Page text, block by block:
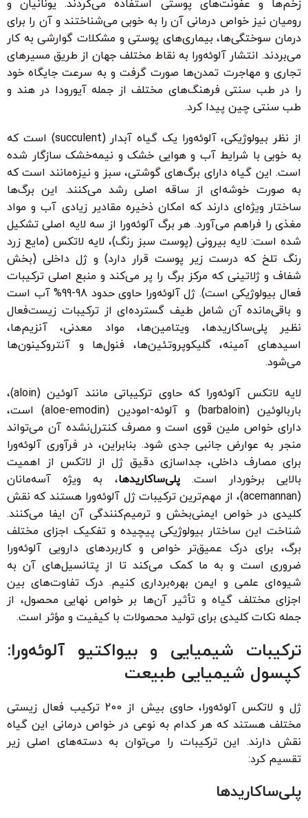
زخم‌ها و عفونت‌های پوستی استفاده می‌کردند. یونانیان و
رومیان نیز خواص درمانی آن را به خوبی می‌شناختند و آن را برای
درمان سوختگی‌ها، بیماری‌های پوستی و مشکلات گوارشی به کار
می‌بردند. انتشار آلوئه‌ورا به نقاط مختلف جهان از طریق مسیرهای
تجاری و مهاجرت تمدن‌ها صورت گرفت و به سرعت جایگاه خود
را در طب سنتی فرهنگ‌های مختلف از جمله آیورودا در هند و
طب سنتی چین پیدا کرد.
از نظر بیولوژیکی، آلوئه‌ورا یک گیاه آبدار (succulent) است که
به خوبی با شرایط آب و هوایی خشک و نیمه‌خشک سازگار شده
است. این گیاه دارای برگ‌های گوشتی، سبز و نیزه‌مانند است که
به صورت خوشه‌ای از ساقه اصلی رشد می‌کنند. این برگ‌ها
ساختار ویژه‌ای دارند که امکان ذخیره مقادیر زیادی آب و مواد
مغذی را فراهم می‌آورد. هر برگ آلوئه‌ورا از سه لایه اصلی تشکیل
شده است: لایه بیرونی (پوست سبز رنگ)، لایه لاتکس (مایع زرد
رنگ تلخ که درست زیر پوست قرار دارد) و ژل داخلی (بخش
شفاف و ژلاتینی که مرکز برگ را پر می‌کند و منبع اصلی ترکیبات
فعال بیولوژیکی است). ژل آلوئه‌ورا حاوی حدود 98-99% آب است
و باقی‌مانده آن شامل طیف گسترده‌ای از ترکیبات زیست‌فعال
نظیر پلی‌ساکاریدها، ویتامین‌ها، مواد معدنی، آنزیم‌ها،
اسیدهای آمینه، گلیکوپروتئین‌ها، فنول‌ها و آنتروکینون‌ها
می‌شود.
لایه لاتکس آلوئه‌ورا که حاوی ترکیباتی مانند آلوئین (aloin)،
باربالوئین (barbaloin) و آلوئه-امودین (aloe-emodin) است،
دارای خواص ملین قوی است و مصرف کنترل‌نشده آن می‌تواند
منجر به عوارض جانبی جدی شود. بنابراین، در فرآوری آلوئه‌ورا
برای مصارف داخلی، جداسازی دقیق ژل از لاتکس از اهمیت
بالایی برخوردار است.پلی‌ساکاریدها، به ویژه آسه‌مانان
(acemannan)، از مهم‌ترین ترکیبات ژل آلوئه‌ورا هستند که نقش
کلیدی در خواص ایمنی‌بخش و ترمیم‌کنندگی آن ایفا می‌کنند.
شناخت این ساختار بیولوژیکی پیچیده و تفکیک اجزای مختلف
برگ، برای درک عمیق‌تر خواص و کاربردهای دارویی آلوئه‌ورا
ضروری است و به ما کمک می‌کند تا از پتانسیل‌های آن به
شیوه‌ای علمی و ایمن بهره‌برداری کنیم. درک تفاوت‌های بین
اجزای مختلف گیاه و تأثیر آن‌ها بر خواص نهایی محصول، از
جمله نکات کلیدی برای تولید محصولات با کیفیت و مؤثر است.
ترکیبات شیمیایی و بیواکتیو آلوئه‌ورا:
کپسول شیمیایی طبیعت
ژل و لاتکس آلوئه‌ورا، حاوی بیش از 200 ترکیب فعال زیستی
مختلف هستند که هر کدام به نوعی در خواص درمانی این گیاه
نقش دارند. این ترکیبات را می‌توان به دسته‌های اصلی زیر
تقسیم کرد:
پلی‌ساکاریدها